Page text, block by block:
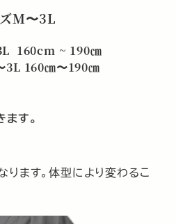
M〜3L
160cm ~ 190㎝
3L 160㎝〜190㎝
ます。
ます。体型により変わるこ